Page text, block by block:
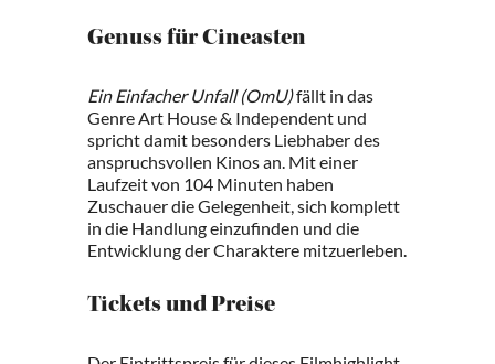
Genuss für Cineasten
Ein Einfacher Unfall (OmU)fällt in das
Genre Art House & Independent und
spricht damit besonders Liebhaber des
anspruchsvollen Kinos an. Mit einer
Laufzeit von 104 Minuten haben
Zuschauer die Gelegenheit, sich komplett
in die Handlung einzufinden und die
Entwicklung der Charaktere mitzuerleben.
Tickets und Preise